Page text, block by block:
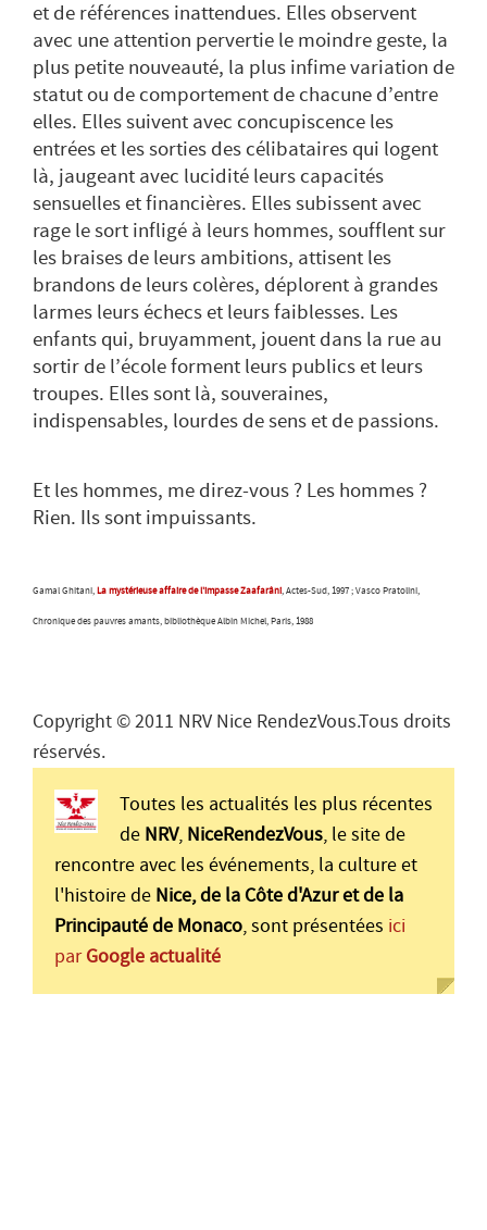
et de références inattendues. Elles observent
avec une attention pervertie le moindre geste, la
plus petite nouveauté, la plus infime variation de
statut ou de comportement de chacune d’entre
elles. Elles suivent avec concupiscence les
entrées et les sorties des célibataires qui logent
là, jaugeant avec lucidité leurs capacités
sensuelles et financières. Elles subissent avec
rage le sort infligé à leurs hommes, soufflent sur
les braises de leurs ambitions, attisent les
brandons de leurs colères, déplorent à grandes
larmes leurs échecs et leurs faiblesses. Les
enfants qui, bruyamment, jouent dans la rue au
sortir de l’école forment leurs publics et leurs
troupes. Elles sont là, souveraines,
indispensables, lourdes de sens et de passions.
Et les hommes, me direz-vous ? Les hommes ?
Rien. Ils sont impuissants.
Gamal Ghitani, La mystérieuse affaire de l'impasse Zaafarâni , Actes-Sud, 1997 ; Vasco Pratolini,
Chronique des pauvres amants , bibliothèque Albin Michel, Paris, 1988
Copyright © 2011 NRV Nice RendezVous.Tous droits
réservés.
Toutes les actualités les plus récentes
de NRV, NiceRendezVous, le site de
rencontre avec les événements, la culture et
l'histoire de Nice, de la Côte d'Azur et de la
Principauté de Monaco, sont présentées ici
par Google actualité